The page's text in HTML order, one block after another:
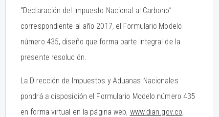
“Declaración del Impuesto Nacional al Carbono”
correspondiente al año 2017, el Formulario Modelo
número 435, diseño que forma parte integral de la
presente resolución.
La Dirección de Impuestos y Aduanas Nacionales
pondrá a disposición el Formulario Modelo número 435
en forma virtual en la página web, www.dian.gov.co,